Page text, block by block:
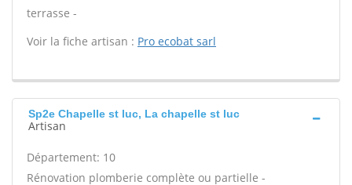
terrasse -
Voir la fiche artisan : Pro ecobat sarl
Sp2e Chapelle st luc, La chapelle st luc
Artisan
Département: 10
Rénovation plomberie complète ou partielle -